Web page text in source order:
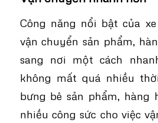
Công năng nổi bật của
vận chuyển sản phẩm,
sang nơi một cách
không mất quá nhiều
bưng bê sản phẩm, hàng
nhiều công sức cho việc